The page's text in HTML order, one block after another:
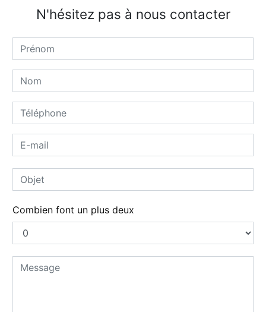
N'hésitez pas à nous contacter
Combien font un plus deux